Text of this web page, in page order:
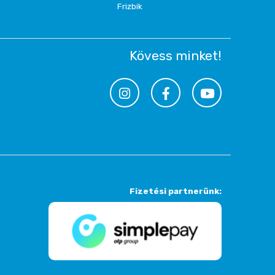
Frizbik
Kövess minket!
Fizetési partnerünk: